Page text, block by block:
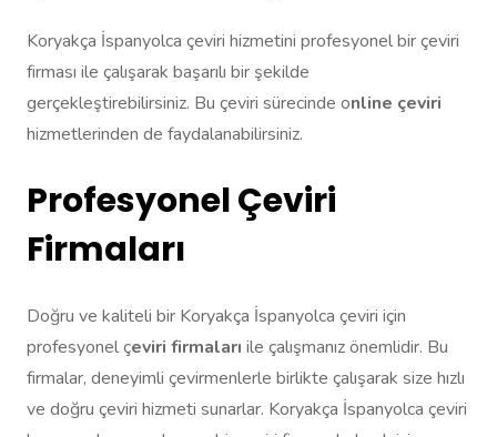
Koryakça İspanyolca çeviri hizmetini profesyonel bir çeviri
firması ile çalışarak başarılı bir şekilde
gerçekleştirebilirsiniz. Bu çeviri sürecinde online çeviri
hizmetlerinden de faydalanabilirsiniz.
Profesyonel Çeviri
Firmaları
Doğru ve kaliteli bir Koryakça İspanyolca çeviri için
profesyonel çeviri firmaları ile çalışmanız önemlidir. Bu
firmalar, deneyimli çevirmenlerle birlikte çalışarak size hızlı
ve doğru çeviri hizmeti sunarlar. Koryakça İspanyolca çeviri